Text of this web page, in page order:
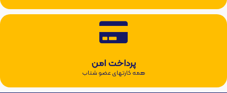
پرداخت امن
همه کارتهای عضو شتاب